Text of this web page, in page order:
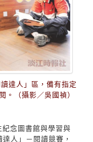
達人」區，備有指定
。（攝影／吳國禎）
紀念圖書館與學習與
人」－閱讀競賽，